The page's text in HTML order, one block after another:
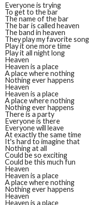
Everyone is trying
To get to the bar
The name of the bar
The bar is called heaven
The band in heaven
They play my favorite song
Play it one more time
Play it all night long
Heaven
Heaven is a place
A place where nothing
Nothing ever happens
Heaven
Heaven is a place
A place where nothing
Nothing ever happens
There is a party
Everyone is there
Everyone will leave
At exactly the same time
It's hard to imagine that
Nothing at all
Could be so exciting
Could be this much fun
Heaven
Heaven is a place
A place where nothing
Nothing ever happens
Heaven
Heaven is a place